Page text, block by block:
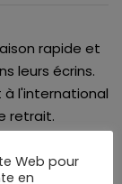
rapide et
leurs écrins.
à l'international
retrait.
retirer la
Web pour
en